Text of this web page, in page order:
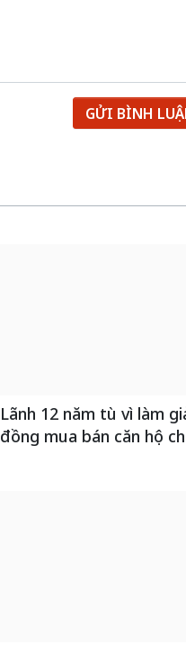
GỬI BÌNH
Lãnh 12 năm tù vì làm
đồng mua bán căn hộ